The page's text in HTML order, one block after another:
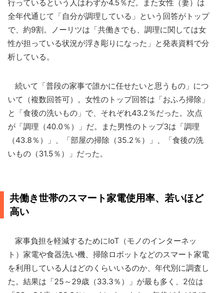
行っているという人はわずか4.5％だ。また女性（妻）は
全年代通じて「自分が調理している」という回答がトップ
で、約9割。ノーリツは「共働きでも、調理に関しては女
性が担っている状況が浮き彫りになった」と発表資料で分
析している。
続いて「普段の家事で誰かに任せたいと思うもの」につ
いて（複数回答可）。女性のトップ回答は「おふろ掃除」
と「食後の洗いもの」で、それぞれ43.2％だった。次点
が「調理（40.0％）」だ。また男性のトップ3は「調理
（43.8％）」、「部屋の掃除（35.2％）」、「食後の洗
いもの（31.5％）」だった。
共働き世帯のスマート家電使用率、若いほど
高い
家事負担を軽減するためにIoT（モノのインターネッ
ト）家電や食器洗い機、掃除ロボットなどのスマート家電
を利用している人はどのくらいいるのか、年代別に調査し
た。結果は「25～29歳（33.3％）」が最も多く、2位は